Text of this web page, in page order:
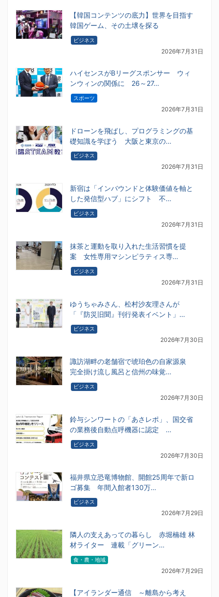
【韓国コンテンツの底力】世界を目指す
韓国ゲーム、その土壌を探る
ビジネス
2026年7月31日
ハイセンスがBリーグスポンサー ウィ
ンウィンの関係に 26～27…
スポーツ
2026年7月31日
ドローンを飛ばし、プログラミングの基
礎知識を学ぼう 大阪と東京の…
ビジネス
2026年7月31日
新宿は「インバウンドと体験価値を軸と
した発信型ハブ」にシフト 不…
ビジネス
2026年7月31日
抹茶と運動を取り入れた生活習慣を提
案 女性専用マシンピラティス専…
ビジネス
2026年7月31日
ゆうちゃみさん、松村沙友理さんが
「『防災旧聞』刊行発表イベント」…
ビジネス
2026年7月30日
諏訪湖畔の老舗宿で琥珀色の自家源泉
完全掛け流し風呂と信州の味覚…
ビジネス
2026年7月30日
鈴与シンワートの「あさレポ」、国交省
の業務後自動点呼機器に認定 …
ビジネス
2026年7月30日
福井県立恐竜博物館、開館25周年で新ロ
ゴ募集 年間入館者130万…
ビジネス
2026年7月29日
隣人の支えあっての暮らし 赤堀楠雄 林
材ライター 連載「グリーン…
食・農・地域
2026年7月29日
【アイランダー通信 ～離島から考え